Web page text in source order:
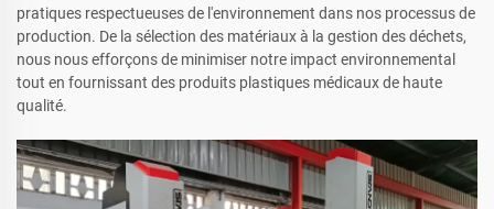
pratiques respectueuses de l'environnement dans nos processus de
production. De la sélection des matériaux à la gestion des déchets,
nous nous efforçons de minimiser notre impact environnemental
tout en fournissant des produits plastiques médicaux de haute
qualité.